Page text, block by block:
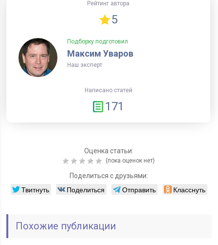
Рейтинг автора
5
Подборку подготовил
Максим Уваров
Наш эксперт
Написано статей
171
Оценка статьи:
(пока оценок нет)
Поделиться с друзьями:
Твитнуть Поделиться Отправить Класснуть
Похожие публикации